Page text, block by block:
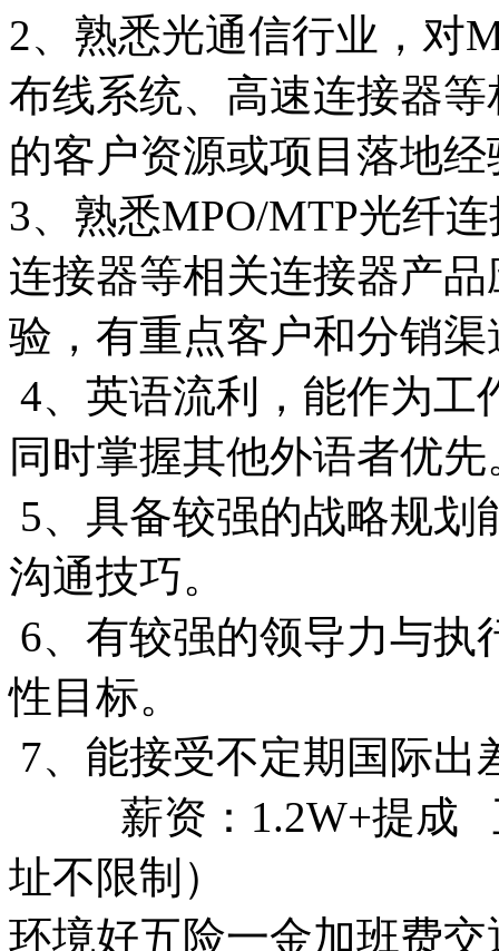
2、熟悉光通信行业，对
布线系统、高速连接器
的客户资源或项目落地
3、熟悉MPO/MTP光纤
连接器等相关连接器产
验，有重点客户和分销
4、英语流利，能作为工
同时掌握其他外语者优
5、具备较强的战略规划
沟通技巧。
6、有较强的领导力与执
性目标。
7、能接受不定期国际
薪资：1.2W+提成
址不限制）
环境好五险一金加班费交